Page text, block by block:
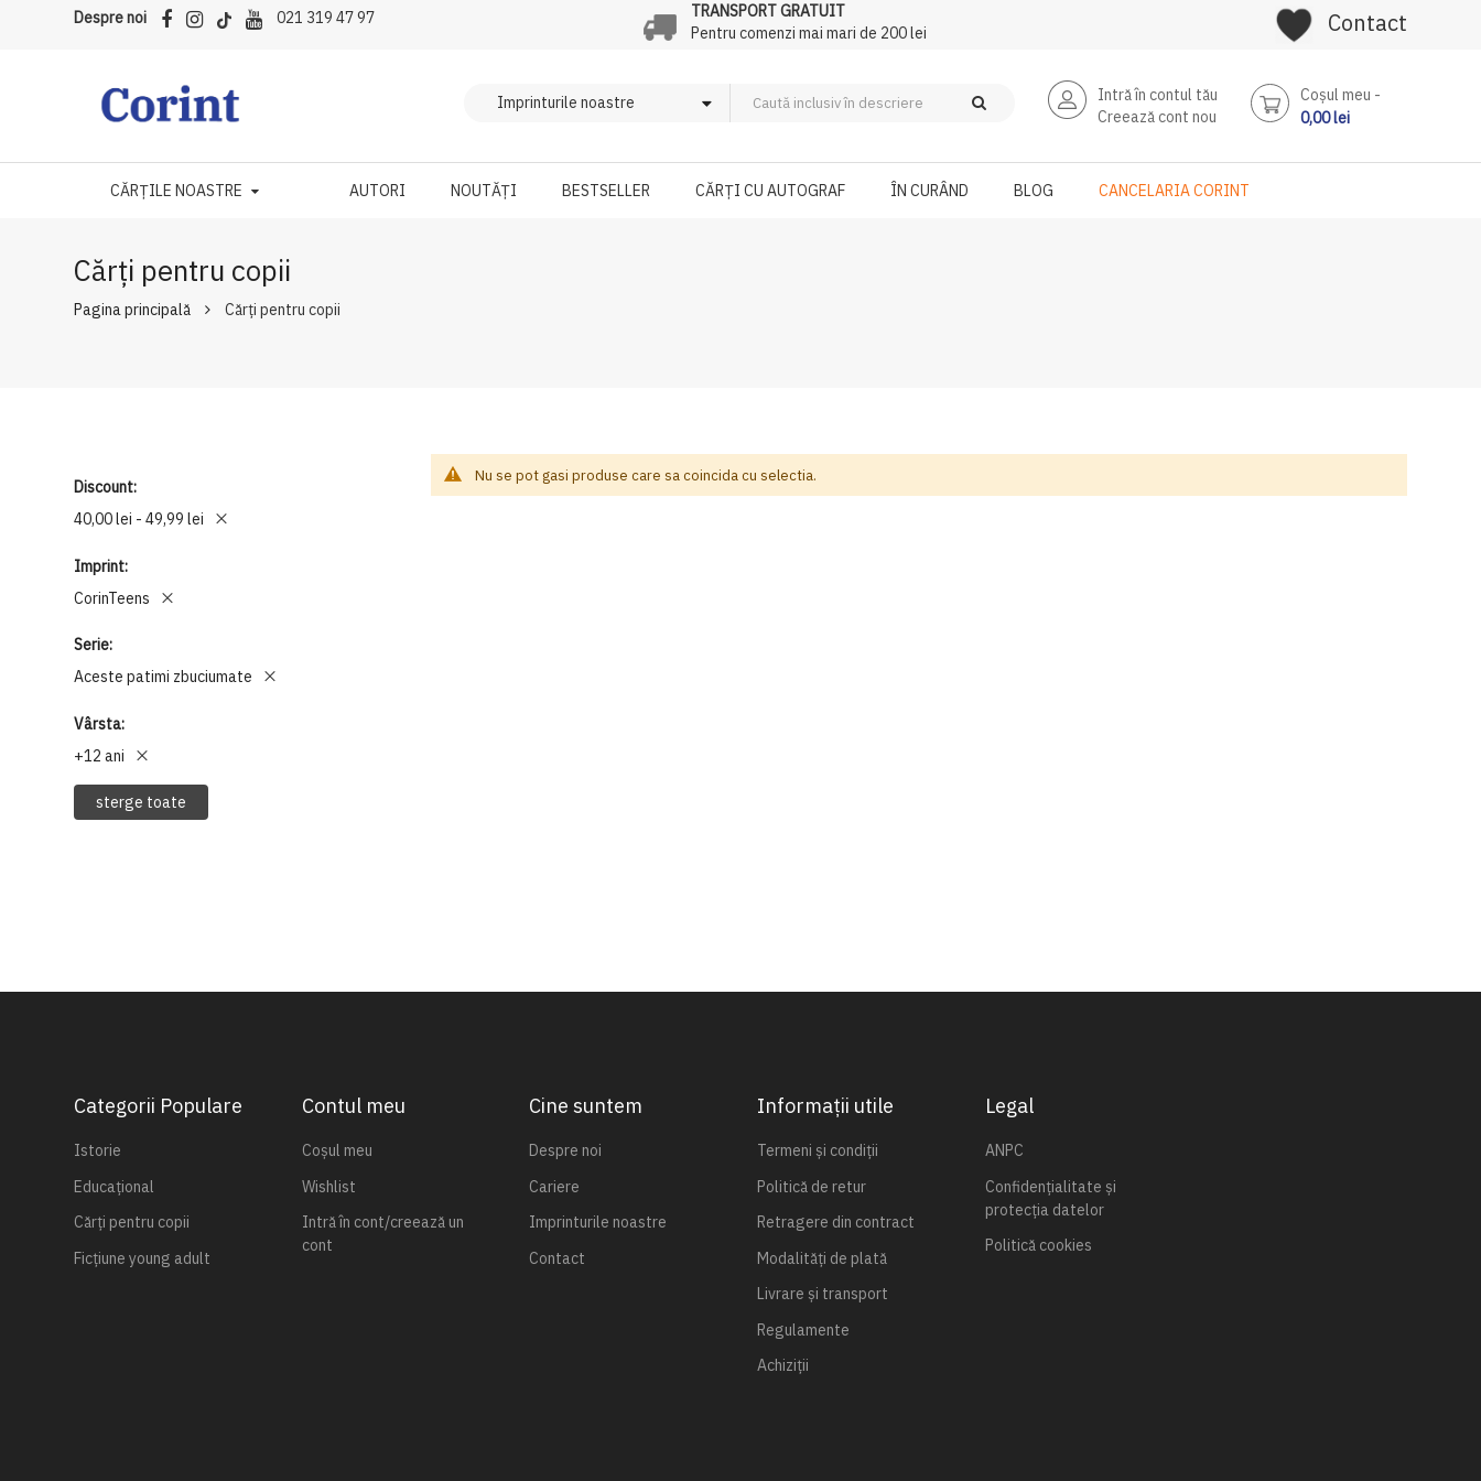
Despre noi 021 319 47 97
TRANSPORT GRATUIT
Pentru comenzi mai mari de 200 lei
Contact
Intră în contul tău
Creează cont nou
Coşul meu
0,00 lei
CĂRȚILE NOASTRE AUTORI NOUTĂȚI BESTSELLER CĂRȚI CU AUTOGRAF ÎN CURÂND BLOG CANCELARIA CORINT
Cărți pentru copii
Pagina principală Cărți pentru copii
Discount
40,00 lei - 49,99 lei
Imprint
CorinTeens
Serie
Aceste patimi zbuciumate
Vârsta
+12 ani
sterge toate
Nu se pot gasi produse care sa coincida cu selectia.
Categorii Populare
Istorie
Educațional
Cărți pentru copii
Ficțiune young adult
Contul meu
Coșul meu
Wishlist
Intră în cont/creează un
cont
Cine suntem
Despre noi
Cariere
Imprinturile noastre
Contact
Informații utile
Termeni și condiții
Politică de retur
Retragere din contract
Modalități de plată
Livrare și transport
Regulamente
Achiziții
Legal
ANPC
Confidențialitate și
protecția datelor
Politică cookies